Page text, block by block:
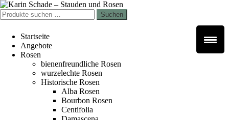
Zur
Navigation
springen
Zum
Inhalt
springen
Suchen
nach:
Suchen
Startseite
Angebote
Rosen
bienenfreundliche Rosen
wurzelechte Rosen
Historische Rosen
Alba Rosen
Bourbon Rosen
Centifolia